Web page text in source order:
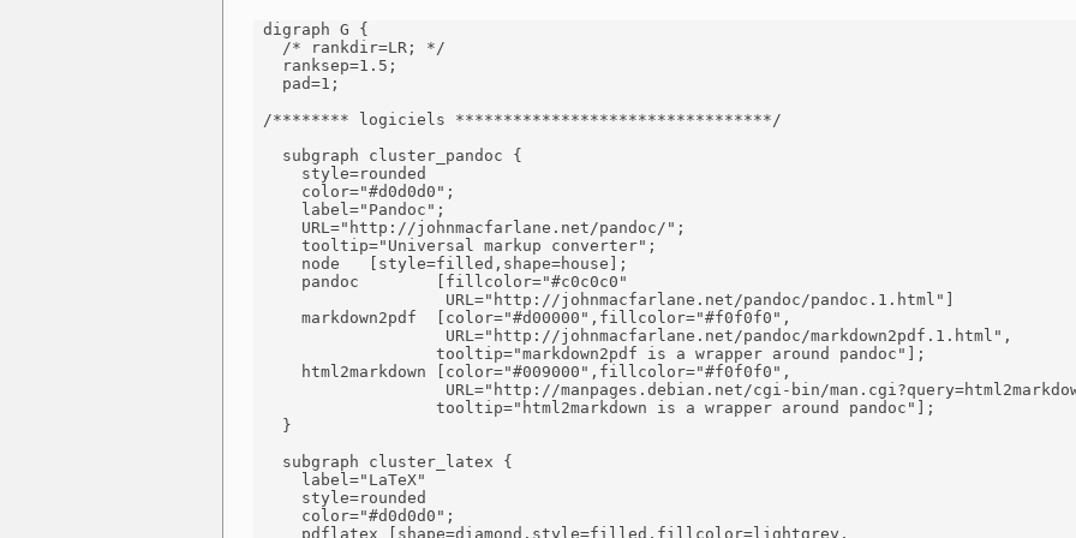
digraph G {
   /* rankdir=LR; */
   ranksep=1.5;
   pad=1;
/******** logiciels *********************************/
   subgraph cluster_pandoc {
     style=rounded
     color="#d0d0d0";
     label="Pandoc";
     URL="http://johnmacfarlane.net/pandoc/";
     tooltip="Universal markup converter";
     node   [style=filled,shape=house];
     pandoc        [fillcolor="#c0c0c0"
                    URL="http://johnmacfarlane.net/pandoc/pandoc.1.html"]
     markdown2pdf  [color="#d00000",fillcolor="#f0f0f0",
                    URL="http://johnmacfarlane.net/pandoc/markdown2pdf.1.html",
     html2markdown [color="#009000",fillcolor="#f0f0f0",
URL="http://manpages.debian.net/cgi-bin/
   }
   subgraph cluster_latex {
     label="LaTeX"
     style=rounded
     color="#d0d0d0";
     pdflatex [shape=diamond,style=filled,fillcolor=lightgrey,